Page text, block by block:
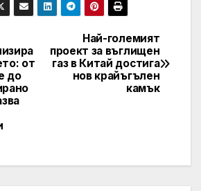
Най-големият
проект за въглищен
газ в Китай достига
нов крайъгълен
камък
от
до